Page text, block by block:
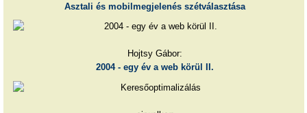
Asztali és mobilmegjelenés szétválasztása
Hojtsy Gábor:
2004 - egy év a web körül II.